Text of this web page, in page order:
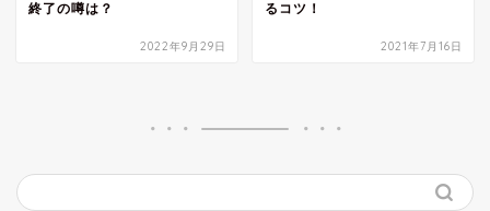
終了の噂は？
2022年9月29日
るコツ！
2021年7月16日